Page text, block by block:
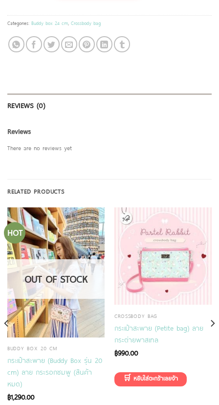
Categories: Buddy box 24 cm Crossbody bag
REVIEWS (0)
Reviews
There are no reviews yet
RELATED PRODUCTS
HOT
OUT OF STOCK
BUDDY BOX 20 CM
กระเป๋าสะพาย (Buddy Box รุ่น 20
cm) ลาย กระรอกชมพู (สินค้า
หมด)
฿1,290.00
CROSSBODY BAG
กระเป๋าสะพาย (Petite bag) ลาย
กระต่ายพาสเทล
฿990.00